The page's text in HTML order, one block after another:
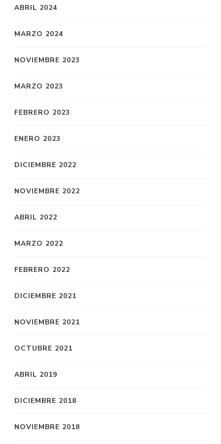
ABRIL 2024
MARZO 2024
NOVIEMBRE 2023
MARZO 2023
FEBRERO 2023
ENERO 2023
DICIEMBRE 2022
NOVIEMBRE 2022
ABRIL 2022
MARZO 2022
FEBRERO 2022
DICIEMBRE 2021
NOVIEMBRE 2021
OCTUBRE 2021
ABRIL 2019
DICIEMBRE 2018
NOVIEMBRE 2018